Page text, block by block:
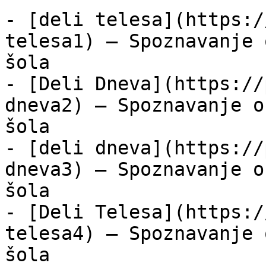
- [deli
telesa1) —
šola
- [Deli
dneva2) —
šola
- [deli dneva](https://
dneva3) —
šola
- [Deli
telesa4) —
šola